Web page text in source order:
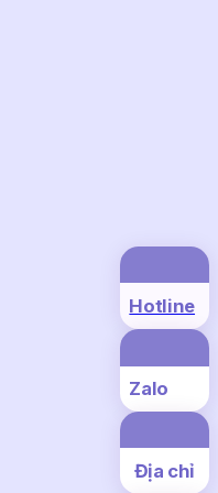
Hotline
Zalo
Địa chỉ